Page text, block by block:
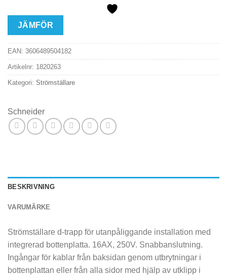
JÄMFÖR
EAN: 3606489504182
Artikelnr: 1820263
Kategori: Strömställare
Schneider
BESKRIVNING
VARUMÄRKE
Strömställare d-trapp för utanpåliggande installation med
integrerad bottenplatta. 16AX, 250V. Snabbanslutning.
Ingångar för kablar från baksidan genom utbrytningar i
bottenplattan eller från alla sidor med hjälp av utklipp i